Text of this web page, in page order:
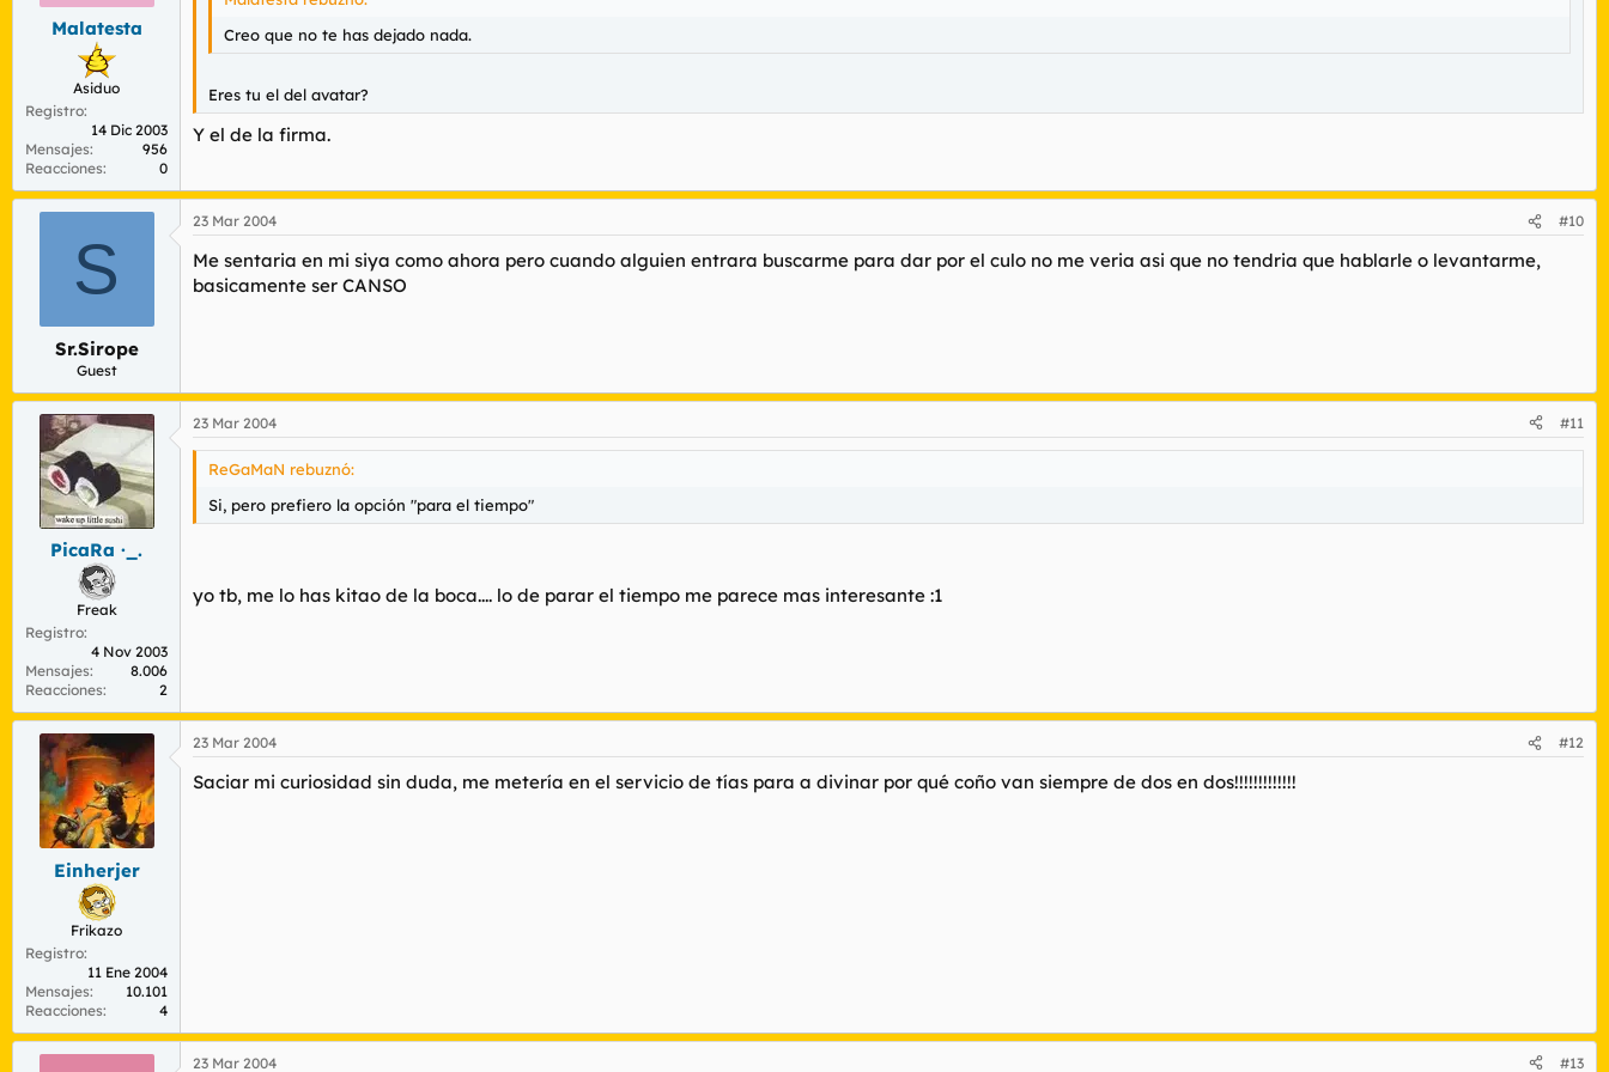
Malatesta
Asiduo
Registro
14 Dic 2003
Mensajes
956
Reacciones
0
Creo que no te has dejado nada.
Eres tu el del avatar?
Y el de la firma.
S
Sr.Sirope
Guest
23 Mar 2004 #10
Me sentaria en mi siya como ahora pero cuando alguien entrara buscarme para dar por el culo no me veria asi que no tendria que hablarle o levantarme,
basicamente ser CANSO
PicaRa ·_.
Freak
Registro
4 Nov 2003
Mensajes
8.006
Reacciones
2
23 Mar 2004 #11
ReGaMaN rebuznó:
Si, pero prefiero la opción "para el tiempo"
yo tb, me lo has kitao de la boca.... lo de parar el tiempo me parece mas interesante :1
Einherjer
Frikazo
Registro
11 Ene 2004
Mensajes
10.101
Reacciones
4
23 Mar 2004 #12
Saciar mi curiosidad sin duda, me metería en el servicio de tías para a divinar por qué coño van siempre de dos en dos!!!!!!!!!!!!!
23 Mar 2004 #13